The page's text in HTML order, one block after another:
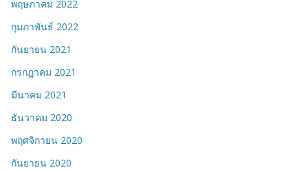
พฤษภาคม 2022
กุมภาพันธ์ 2022
กันยายน 2021
กรกฎาคม 2021
มีนาคม 2021
ธันวาคม 2020
พฤศจิกายน 2020
กันยายน 2020